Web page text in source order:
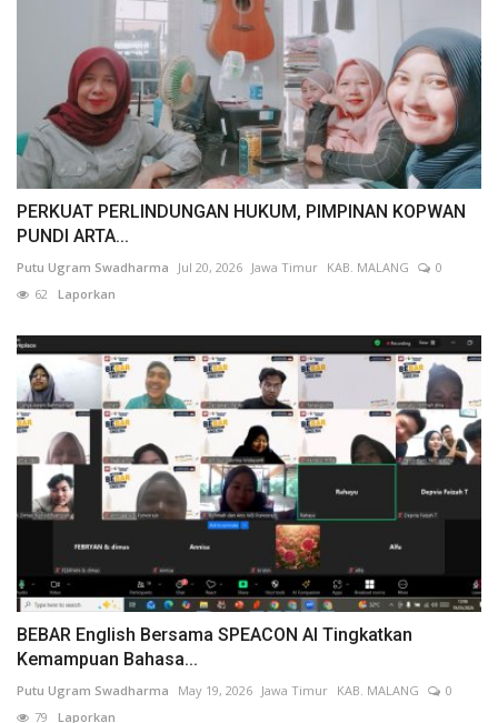
PERKUAT PERLINDUNGAN HUKUM, PIMPINAN KOPWAN
PUNDI ARTA...
Putu Ugram Swadharma Jul 20, 2026 Jawa Timur KAB. MALANG
0
62 Laporkan
BEBAR English Bersama SPEACON AI Tingkatkan
Kemampuan Bahasa...
Putu Ugram Swadharma May 19, 2026 Jawa Timur KAB. MALANG
0
79 Laporkan